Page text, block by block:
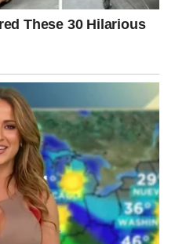
od cijeđenja s
medom (2 žlice) i
obilan sloj ove mješavine
isperite toplom vodom.
učinkovit Ključne prednosti
đumbir potiče
i povećava elastičnost